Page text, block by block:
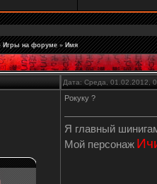
Игры на форуме » Имя
Дата: Среда, 01.02.2012,
Рокуку ?
Я главный
Мой персонаж